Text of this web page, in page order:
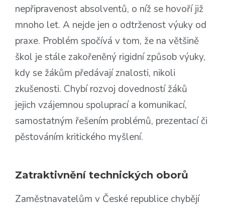
nepřipravenost absolventů, o níž se hovoří již
mnoho let. A nejde jen o odtrženost výuky od
praxe. Problém spočívá v tom, že na většině
škol je stále zakořeněný rigidní způsob výuky,
kdy se žákům předávají znalosti, nikoli
zkušenosti. Chybí rozvoj dovedností žáků
jejich vzájemnou spoluprací a komunikací,
samostatným řešením problémů, prezentací či
pěstováním kritického myšlení.
Zatraktivnění technických oborů
Zaměstnavatelům v České republice chybějí